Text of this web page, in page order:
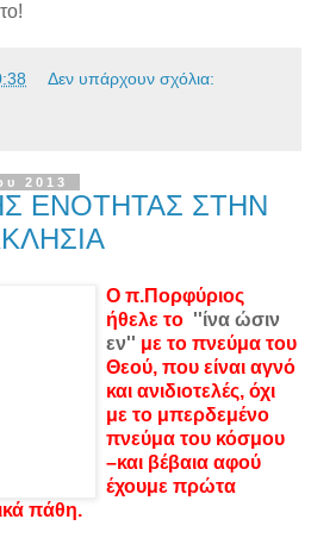
Δεν υπάρχουν σχόλια:
2013
ΕΝΟΤΗΤΑΣ ΣΤΗΝ
Ο π.Πορφύριος
ήθελε το ''ίνα ώσιν
εν'' με το πνεύμα του
Θεού, που είναι αγνό
και ανιδιοτελές, όχι
με το μπερδεμένο
πνεύμα του κόσμου
–και βέβαια αφού
έχουμε πρώτα
πάθη.